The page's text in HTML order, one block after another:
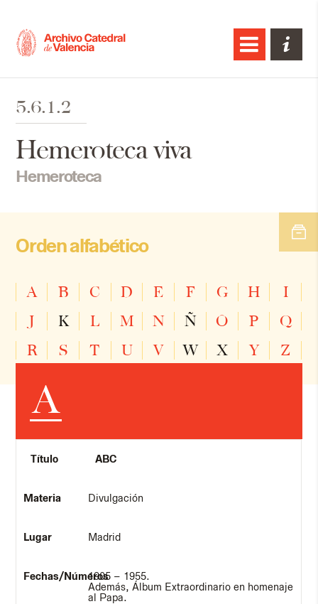
5.6.1.2
Hemeroteca viva
Hemeroteca
Orden alfabético
A B C D E F G H
I
J
K L M N Ñ O P
Q
R
S T U V W X Y Z
A
ABC
Divulgación
Madrid
1905 – 1955.
Además, Álbum Extraordinario en homenaje
al Papa.